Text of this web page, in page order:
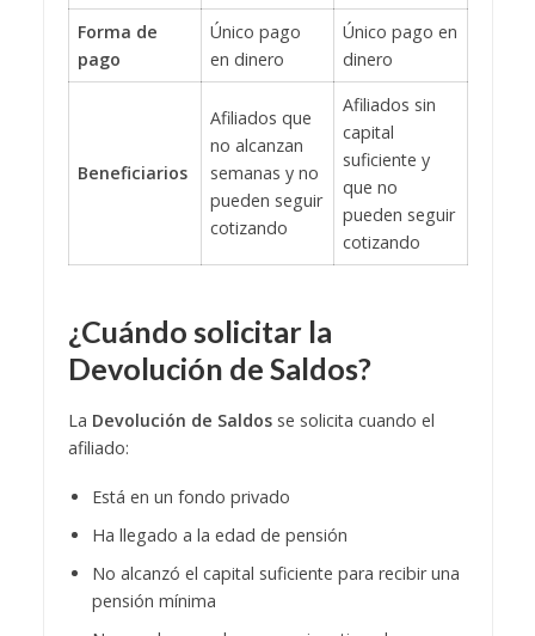
Forma de
pago
Único pago
en dinero
Único pago en
dinero
Beneficiarios
Afiliados que
no alcanzan
semanas y no
pueden seguir
cotizando
Afiliados sin
capital
suficiente y
que no
pueden seguir
cotizando
¿Cuándo solicitar la
Devolución de Saldos?
La Devolución de Saldosse solicita cuando el
afiliado:
Está en un fondo privado
Ha llegado a la edad de pensión
No alcanzó el capital suficiente para recibir una
pensión mínima